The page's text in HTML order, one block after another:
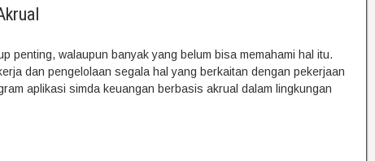
penting, walaupun banyak yang belum bisa memahami hal itu.
dan pengelolaan segala hal yang berkaitan dengan pekerjaan
aplikasi simda keuangan berbasis akrual dalam lingkungan